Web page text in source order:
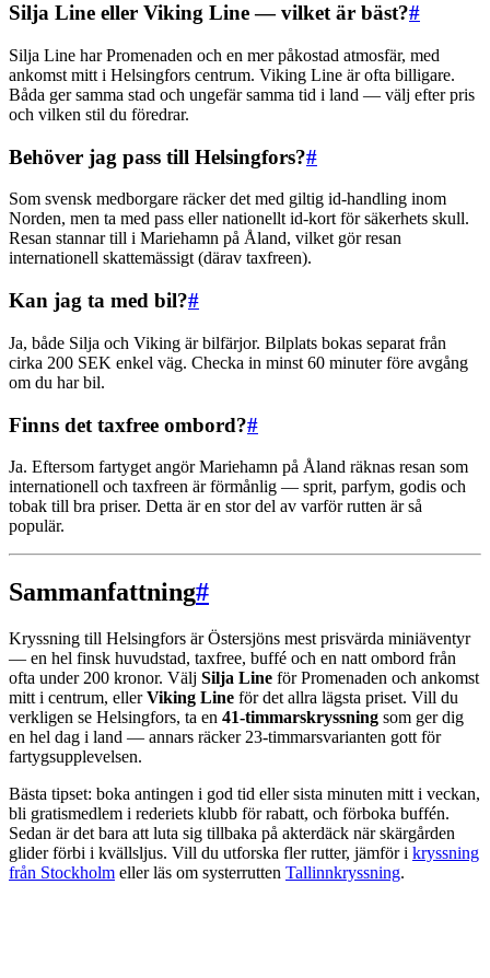
Silja Line eller Viking Line — vilket är bäst?#
Silja Line har Promenaden och en mer påkostad atmosfär, med
ankomst mitt i Helsingfors centrum. Viking Line är ofta billigare.
Båda ger samma stad och ungefär samma tid i land — välj efter pris
och vilken stil du föredrar.
Behöver jag pass till Helsingfors?#
Som svensk medborgare räcker det med giltig id-handling inom
Norden, men ta med pass eller nationellt id-kort för säkerhets skull.
Resan stannar till i Mariehamn på Åland, vilket gör resan
internationell skattemässigt (därav taxfreen).
Kan jag ta med bil?#
Ja, både Silja och Viking är bilfärjor. Bilplats bokas separat från
cirka 200 SEK enkel väg. Checka in minst 60 minuter före avgång
om du har bil.
Finns det taxfree ombord?#
Ja. Eftersom fartyget angör Mariehamn på Åland räknas resan som
internationell och taxfreen är förmånlig — sprit, parfym, godis och
tobak till bra priser. Detta är en stor del av varför rutten är så
populär.
Sammanfattning#
Kryssning till Helsingfors är Östersjöns mest prisvärda miniäventyr
— en hel finsk huvudstad, taxfree, buffé och en natt ombord från
ofta under 200 kronor. Välj Silja Line för Promenaden och ankomst
mitt i centrum, ellerViking Line för det allra lägsta priset. Vill du
verkligen se Helsingfors, ta en 41-timmarskryssning som ger dig
en hel dag i land — annars räcker 23-timmarsvarianten gott för
fartygsupplevelsen.
Bästa tipset: boka antingen i god tid eller sista minuten mitt i veckan,
bli gratismedlem i rederiets klubb för rabatt, och förboka buffén.
Sedan är det bara att luta sig tillbaka på akterdäck när skärgården
glider förbi i kvällsljus. Vill du utforska fler rutter, jämför i kryssning
från Stockholm eller läs om systerrutten Tallinnkryssning.